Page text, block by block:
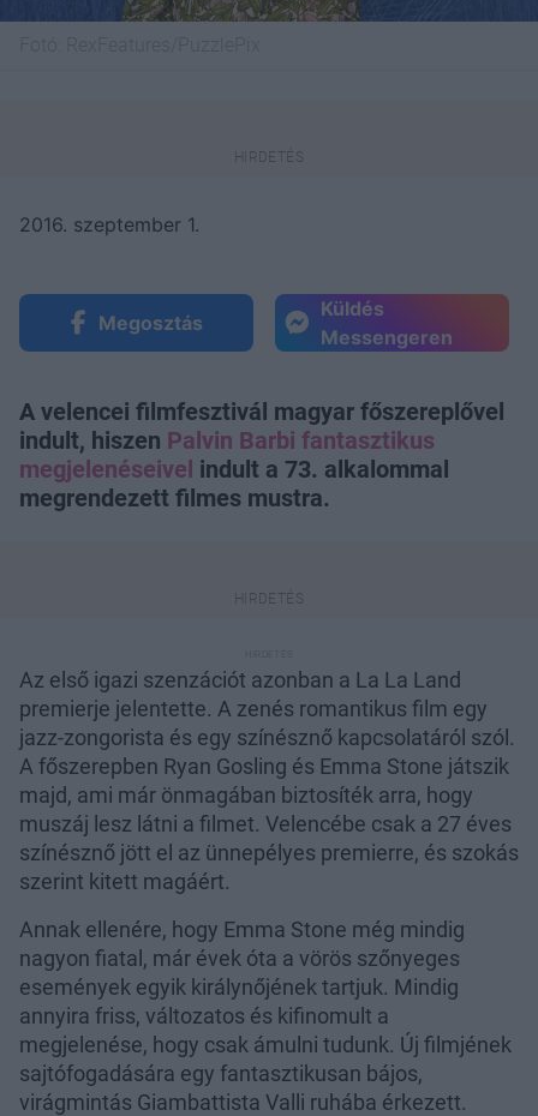
2016. szeptember 1.
Megosztás
Küldés
Messengeren
A velencei filmfesztivál magyar főszereplővel
indult, hiszen Palvin Barbi fantasztikus
megjelenéseivel indult a 73. alkalommal
megrendezett filmes mustra.
Az első igazi szenzációt azonban a La La Land
premierje jelentette. A zenés romantikus film egy
jazz-zongorista és egy színésznő kapcsolatáról szól.
A főszerepben Ryan Gosling és Emma Stone játszik
majd, ami már önmagában biztosíték arra, hogy
muszáj lesz látni a filmet. Velencébe csak a 27 éves
színésznő jött el az ünnepélyes premierre, és szokás
szerint kitett magáért.
Annak ellenére, hogy Emma Stone még mindig
nagyon fiatal, már évek óta a vörös szőnyeges
események egyik királynőjének tartjuk. Mindig
annyira friss, változatos és kifinomult a
megjelenése, hogy csak ámulni tudunk. Új filmjének
sajtófogadására egy fantasztikusan bájos,
virágmintás Giambattista Valli ruhába érkezett.